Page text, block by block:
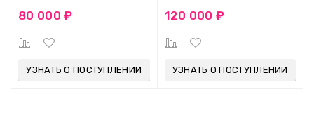
80 000 ₽
УЗНАТЬ О ПОСТУПЛЕНИИ
120 000 ₽
УЗНАТЬ О ПОСТУПЛЕНИИ